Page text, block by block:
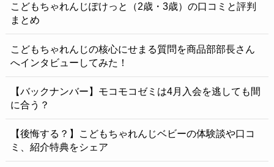
こどもちゃれんじぽけっと（2歳・3歳）の口コミと評判
まとめ
こどもちゃれんじの核心にせまる質問を商品部部長さん
へインタビューしてみた！
【バックナンバー】モコモコゼミは4月入会を逃しても間
に合う？
【後悔する？】こどもちゃれんじベビーの体験談や口コ
ミ、紹介特典をシェア